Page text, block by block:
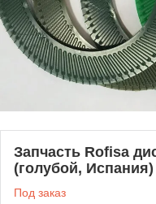
Запчасть Rofisa
(голубой, Испания)
Под заказ